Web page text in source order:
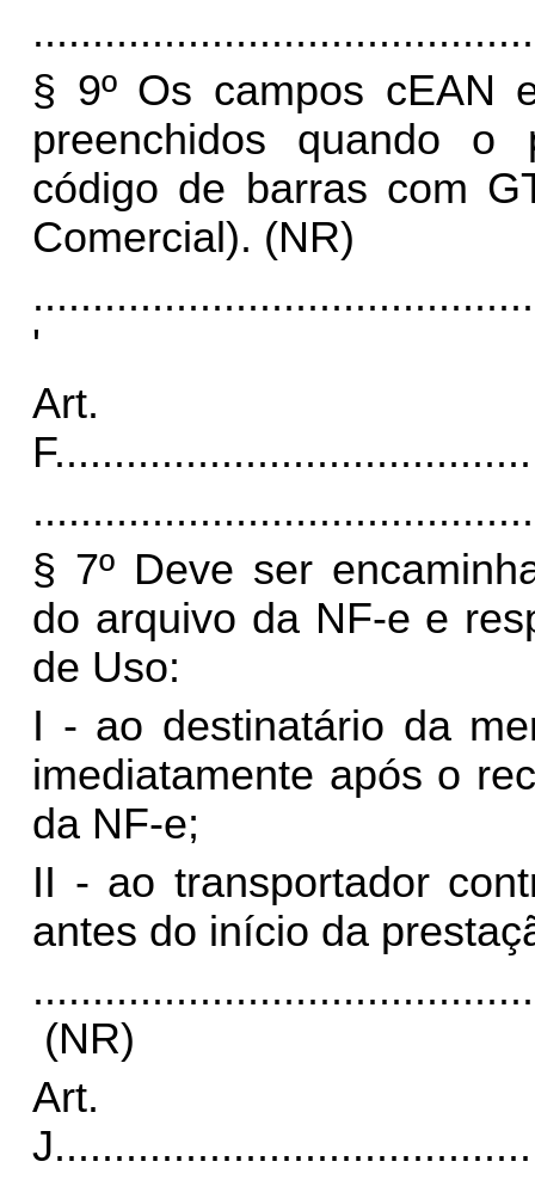
§ 9º Os campos cEAN
preenchidos quando o
código de barras com
Comercial). (NR)
'
Art.
F
§ 7º Deve ser
do arquivo da NF-e e
de Uso:
I - ao destinatário da
imediatamente após o
da NF-e;
II - ao transportador
antes do início da
(NR)
Art.
J